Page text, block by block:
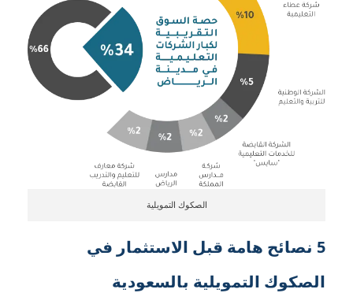
الصكوك التمويلية
5 نصائح هامة قبل الاستثمار في
الصكوك التمويلية بالسعودية